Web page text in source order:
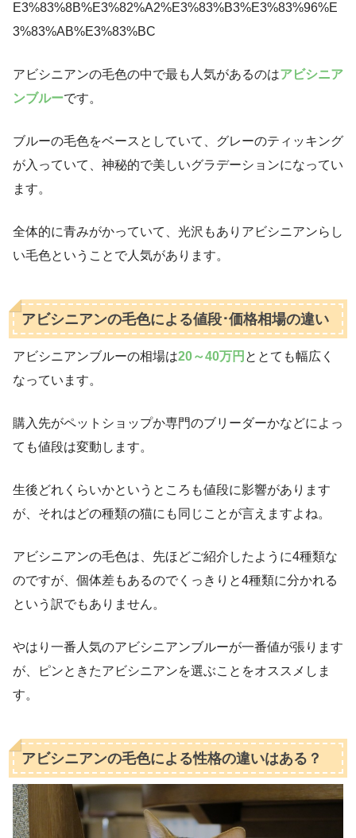
E3%83%8B%E3%82%A2%E3%83%B3%E3%83%96%E
3%83%AB%E3%83%BC
アビシニアンの毛色の中で最も人気があるのはアビシニア
ンブルーです。
ブルーの毛色をベースとしていて、グレーのティッキング
が入っていて、神秘的で美しいグラデーションになってい
ます。
全体的に青みがかっていて、光沢もありアビシニアンらし
い毛色ということで人気があります。
アビシニアンの毛色による値段･価格相場の違い
アビシニアンブルーの相場は20～40万円 ととても幅広く
なっています。
購入先がペットショップか専門のブリーダーかなどによっ
ても値段は変動します。
生後どれくらいかというところも値段に影響があります
が、それはどの種類の猫にも同じことが言えますよね。
アビシニアンの毛色は、先ほどご紹介したように4種類な
のですが、個体差もあるのでくっきりと4種類に分かれる
という訳でもありません。
やはり一番人気のアビシニアンブルーが一番値が張ります
が、ピンときたアビシニアンを選ぶことをオススメしま
す。
アビシニアンの毛色による性格の違いはある？